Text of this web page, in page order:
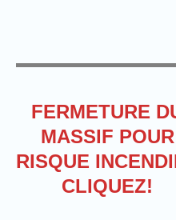
FERMETURE
MASSIF POUR
RISQUE
CLIQUEZ!